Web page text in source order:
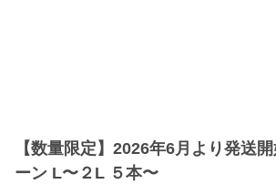
【数量限定】2026年6月より発送
ーン L〜２L ５本〜